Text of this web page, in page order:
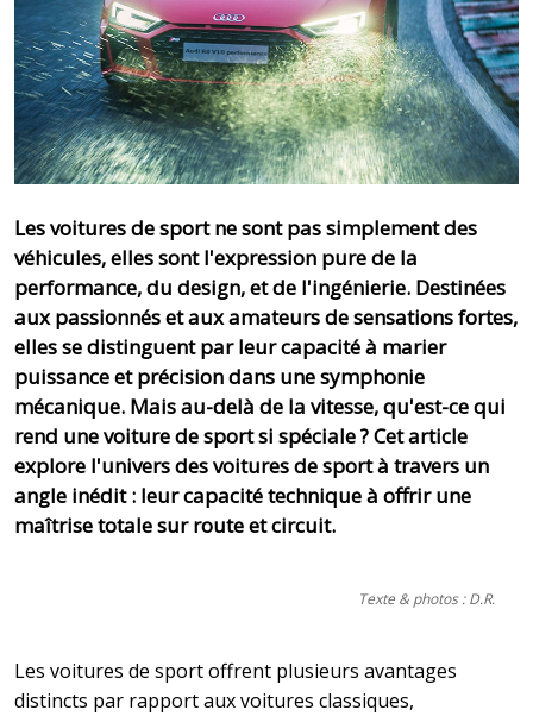
Les voitures de sport ne sont pas simplement des
véhicules, elles sont l'expression pure de la
performance, du design, et de l'ingénierie. Destinées
aux passionnés et aux amateurs de sensations fortes,
elles se distinguent par leur capacité à marier
puissance et précision dans une symphonie
mécanique. Mais au-delà de la vitesse, qu'est-ce qui
rend une voiture de sport si spéciale ? Cet article
explore l'univers des voitures de sport à travers un
angle inédit : leur capacité technique à offrir une
maîtrise totale sur route et circuit.
Texte & photos : D.R.
Les voitures de sport offrent plusieurs avantages
distincts par rapport aux voitures classiques,